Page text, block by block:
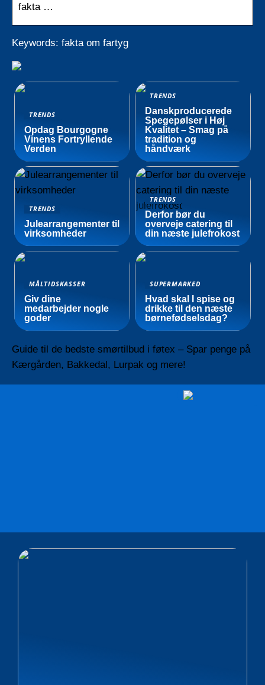
fakta …
Keywords: fakta om fartyg
TRENDS
Opdag Bourgogne
Vinens Fortryllende
Verden
TRENDS
Danskproducerede
Spegepølser i Høj
Kvalitet – Smag på
tradition og
håndværk
TRENDS
Julearrangementer til
virksomheder
TRENDS
Derfor bør du
overveje catering til
din næste julefrokost
MÅLTIDSKASSER
Giv dine
medarbejder nogle
goder
SUPERMARKED
Hvad skal I spise og
drikke til den næste
børnefødselsdag?
Guide til de bedste smørtilbud i føtex – Spar penge på
Kærgården, Bakkedal, Lurpak og mere!